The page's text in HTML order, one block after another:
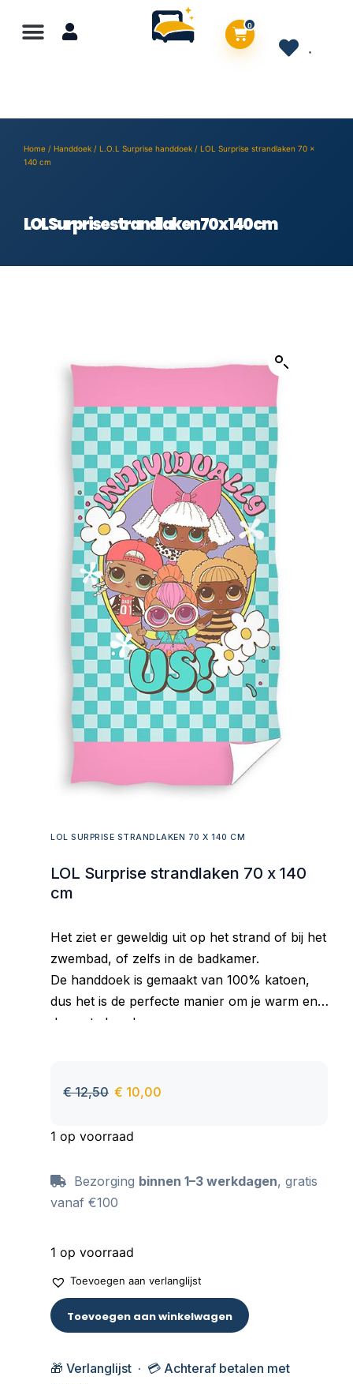
0
Home / Handdoek / L.O.L Surprise handdoek / LOL Surprise strandlaken 70 x
140 cm
LOL Surprise strandlaken 70 x 140 cm
LOL SURPRISE STRANDLAKEN 70 X 140 CM
LOL Surprise strandlaken 70 x 140
cm
Het ziet er geweldig uit op het strand of bij het
zwembad, of zelfs in de badkamer.
De handdoek is gemaakt van 100% katoen,
dus het is de perfecte manier om je warm en
droog te houden.
wasbeurten.
€12,50 € 10,00
1 op voorraad
Bezorging binnen 1–3 werkdagen, gratis
vanaf €100
1 op voorraad
Toevoegen aan verlanglijst
Toevoegen aan winkelwagen
🎁 Verlanglijst · 💳 Achteraf betalen met